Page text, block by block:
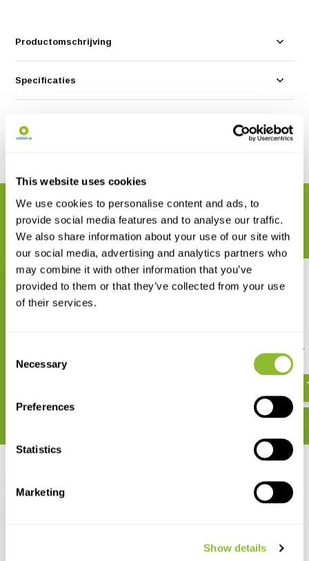
This website uses cookies
We use cookies to personalise content and ads, to
provide social media features and to analyse our traffic.
We also share information about your use of our site with
our social media, advertising and analytics partners who
may combine it with other information that you’ve
provided to them or that they’ve collected from your use
of their services.
Selection
Necessary
Preferences
Statistics
Marketing
Show details
Productomschrijving
Specificaties
GERELATEERDE PRODUCTEN
Maak uw bestelling compleet
Mammals of India
€ 170,38